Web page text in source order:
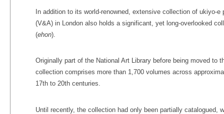
In addition to its world-renowned, extensive collection of ukiyo-
(V&A) in London also holds a significant, yet long-overlooked
(ehon).
Originally part of the National Art Library before being moved to
collection comprises more than 1,700 volumes across
17th to 20th centuries.
Until recently, the collection had only been partially catalogued,